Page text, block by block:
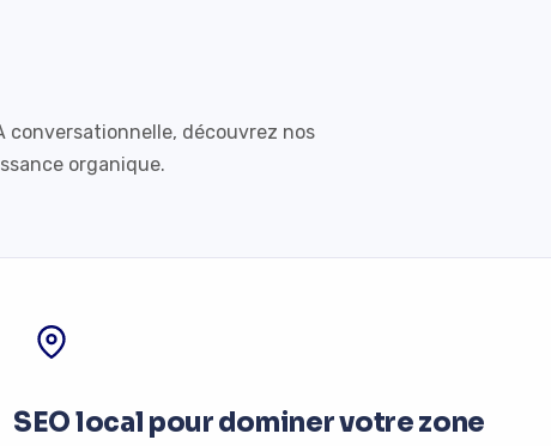
conversationnelle, découvrez nos
organique.
SEO local pour dominer votre zone